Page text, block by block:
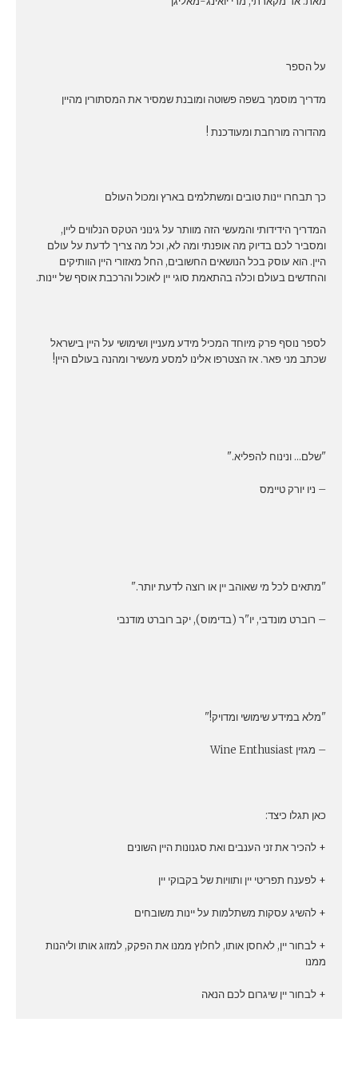
על הספר
מדריך מוסמך בשפה פשוטה ומובנת שמסיר את המסתורין מהיין
מהדורה מורחבת ומעודכנת !
כך תבחרו יינות טובים ומשתלמים בארץ ומכול העולם
המדריך הידידותי והמעשי הזה מוותר על גינוני הטקס הנלווים ליין,
ומסביר לכם בדיוק מה אופנתי ומה לא, וכל מה צריך לדעת על עולם
היין. הוא עוסק בכל הנושאים החשובים, החל מאזורי היין הוותיקים
והחדשים בעולם וכלה בהתאמת סוגי יין לאוכל והרכבת אוסף של יינות.
לספר נוסף פרק מיוחד המכיל מידע מעניין ושימושי על היין בישראל
שכתב מני פאר. אז הצטרפו אלינו למסע מעשיר ומהנה בעולם היין!
"שלם… ונינוח להפליא."
– ניו יורק טיימס
"מתאים לכל מי שאוהב יין או רוצה לדעת יותר."
– רוברט מונדבי, יו"ר (בדימוס), יקב רוברט מודנבי
"מלא במידע שימושי ומדויק!"
– מגזין Wine Enthusiast
כאן תגלו כיצד:
+ להכיר את זני הענבים ואת סגנונות היין השונים
+ לפענח תפריטי יין ותוויות של בקבוקי יין
+ להשיג עסקות משתלמות על יינות משובחים
+ לבחור יין, לאחסן אותו, לחלוץ ממנו את הפקק, למזוג אותו וליהנות
ממנו
+ לבחור יין שיגרום לכם הנאה